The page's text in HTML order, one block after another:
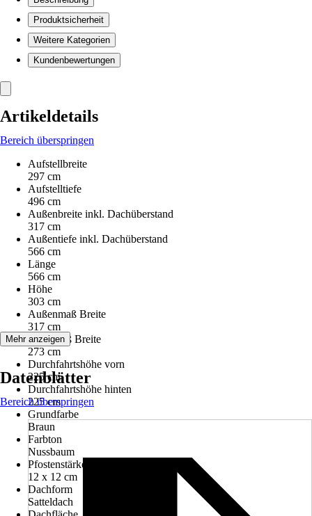
Produktsicherheit
Weitere Kategorien
Kundenbewertungen
Artikeldetails
Bereich überspringen
Aufstellbreite
297 cm
Aufstelltiefe
496 cm
Außenbreite inkl. Dachüberstand
317 cm
Außentiefe inkl. Dachüberstand
566 cm
Länge
566 cm
Höhe
303 cm
Außenmaß Breite
317 cm
Innenmaß Breite
273 cm
Durchfahrtshöhe vorn
225 cm
Durchfahrtshöhe hinten
225 cm
Grundfarbe
Braun
Farbton
Nussbaum
Pfostenstärke
12 x 12 cm
Dachform
Satteldach
Mehr anzeigen
Datenblätter
Bereich überspringen